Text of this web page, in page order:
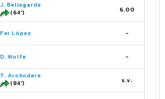
J. Bellegarde
(64')
6,00
Fer López -
D. Wolfe -
T. Arokodare
(84')
s.v.